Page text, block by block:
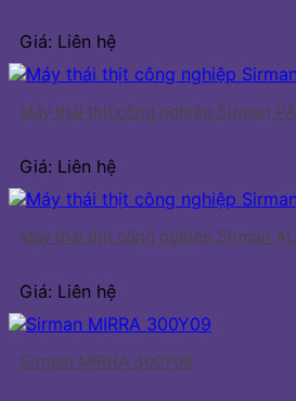
Giá: Liên hệ
Máy thái thịt công nghiệp Sirman
Giá: Liên hệ
Máy thái thịt công nghiệp Sirman
Giá: Liên hệ
Sirman MIRRA 300Y09